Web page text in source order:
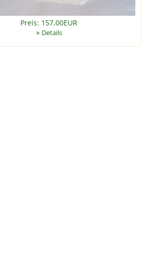
Preis: 157,00EUR
» Details